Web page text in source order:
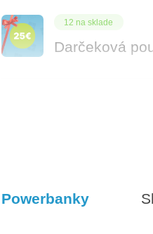
12 na sklade
Darčeková
8 na sklade
Vhodné príslušenstvo
Powerbanky